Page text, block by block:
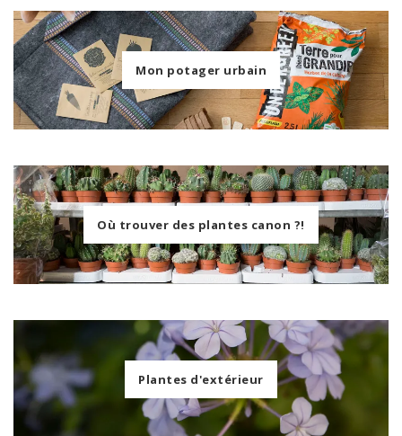
Mon potager urbain
Où trouver des plantes canon ?!
Plantes d'extérieur